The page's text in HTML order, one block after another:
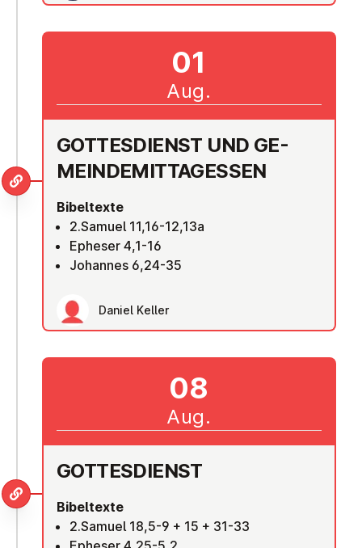
GOT­TES­DIENST UND GE­
MEIN­DE­MIT­TAG­ESSEN
Bibeltexte
2.Samuel 11,16-12,13a
Epheser 4,1-16
Johannes 6,24-35
Daniel Keller
01
Aug.
GOT­TES­DIENST
Bibeltexte
2.Samuel 18,5-9 + 15 + 31-33
08
Aug.